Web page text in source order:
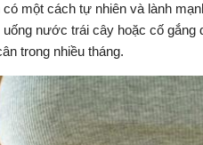
một cách tự nhiên và lành
nước trái cây hoặc cố
trong nhiều tháng.